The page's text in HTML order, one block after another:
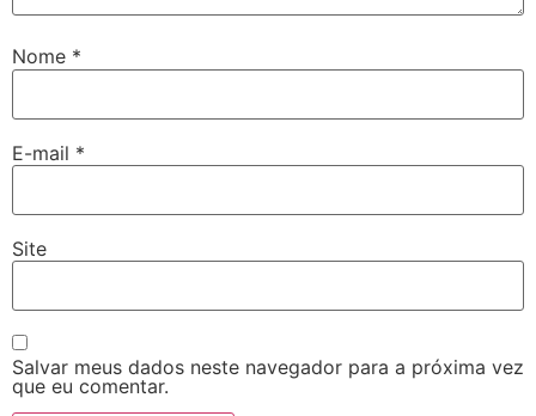
Nome *
E-mail *
Site
Salvar meus dados neste navegador para a próxima vez
que eu comentar.